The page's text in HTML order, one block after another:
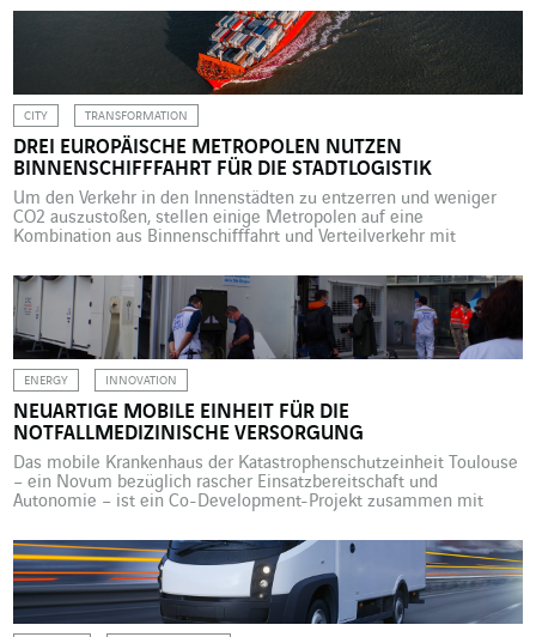
(EIS), das die Europäische Kommission im Juni 2020 veröffentlicht
hat, gibt es sogar deutliche Unterschiede. Diese jährliche
Erhebung vergleicht die Leistungen der EU-Staaten […]
CITY TRANSFORMATION
DREI EUROPÄISCHE METROPOLEN NUTZEN
BINNENSCHIFFFAHRT FÜR DIE STADTLOGISTIK
Um den Verkehr in den Innenstädten zu entzerren und weniger
CO2 auszustoßen, stellen einige Metropolen auf eine
Kombination aus Binnenschifffahrt und Verteilverkehr mit
Brüssel und Amsterdam. Ein Binnenschiff kann wesentlich mehr
laden als andere Verkehrsträger, hält Lieferfristen zuverlässig ein,
verzeichnet kaum Unfälle und in den Häfen sind große
Lagerkapazitäten […]
ENERGY INNOVATION
NEUARTIGE MOBILE EINHEIT FÜR DIE
NOTFALLMEDIZINISCHE VERSORGUNG
Das mobile Krankenhaus der Katastrophenschutzeinheit Toulouse
– ein Novum bezüglich rascher Einsatzbereitschaft und
Autonomie – ist ein Co-Development-Projekt zusammen mit
zweiten Covid-19-Welle, die angesichts der Einlieferung
zahlreicher Patienten so gut wie keine freien Kapazitäten mehr
hatte, traf am 9. 11. 2020 im Klinikum des Baskenlands in Bayonne
(Pyrénées-Atlantiques) […]